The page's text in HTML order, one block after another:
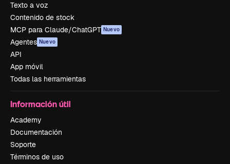
Texto a voz
Contenido de stock
MCP para Claude/ChatGPT Nuevo
Agentes Nuevo
API
App móvil
Todas las herramientas
Información útil
Academy
Documentación
Soporte
Términos de uso